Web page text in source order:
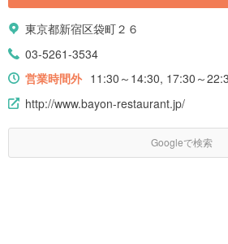
東京都新宿区袋町２６
03-5261-3534
営業時間外 11:30～14:30, 17:30～
http://www.bayon-restaurant.jp/
Googleで検索